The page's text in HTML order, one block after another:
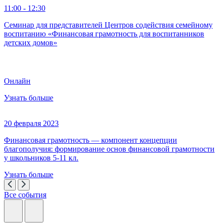
11:00 - 12:30
Семинар для представителей Центров содействия семейному
воспитанию «Финансовая грамотность для воспитанников
детских домов»
Онлайн
Узнать больше
20 февраля 2023
Финансовая грамотность — компонент концепции
благополучия: формирование основ финансовой грамотности
у школьников 5-11 кл.
Узнать больше
Все события